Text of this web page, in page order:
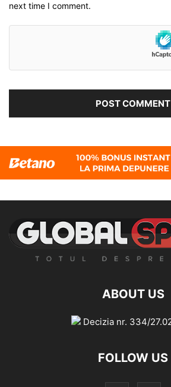
next time I comment.
ABOUT US
Decizia nr. 334/
FOLLOW US